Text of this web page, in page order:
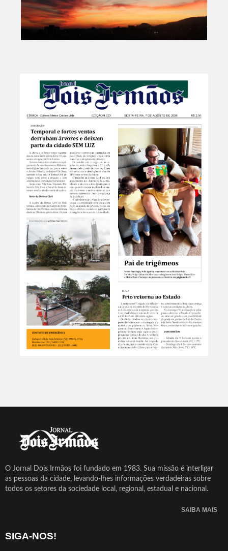
O Jornal Dois Irmãos foi fundado em 1983. Sua missão é interligar
as pessoas da cidade, levando-lhes informações verdadeiras sobre
todos os setores da sociedade local, regional, estadual e nacional.
SAIBA MAIS
SIGA-NOS!